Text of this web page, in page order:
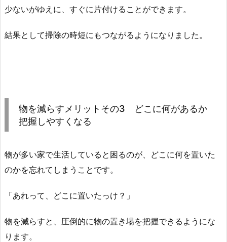
少ないがゆえに、すぐに片付けることができます。
結果として掃除の時短にもつながるようになりました。
物を減らすメリットその3 どこに何があるか
把握しやすくなる
物が多い家で生活していると困るのが、どこに何を置いた
のかを忘れてしまうことです。
「あれって、どこに置いたっけ？」
物を減らすと、圧倒的に物の置き場を把握できるようにな
ります。